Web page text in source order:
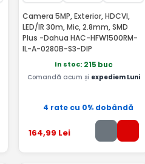
Camera 5MP, Exterior, HDCVI,
LED/IR 30m, Mic, 2.8mm, SMD
Plus -Dahua HAC-HFW1500RM-
IL-A-0280B-S3-DIP
In stoc: 215 buc
Comandă acum și expediem Luni
4 rate cu 0% dobândă
164,99 Lei